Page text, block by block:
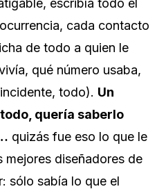
escribía todo el
cada contacto
de todo a quien le
qué número usaba,
todo). Un
quería saberlo
quizás fue eso lo que le
diseñadores de
sólo sabía lo que el